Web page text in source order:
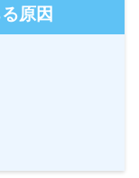
原因